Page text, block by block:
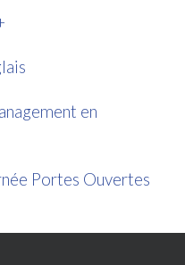
en
Portes Ouvertes